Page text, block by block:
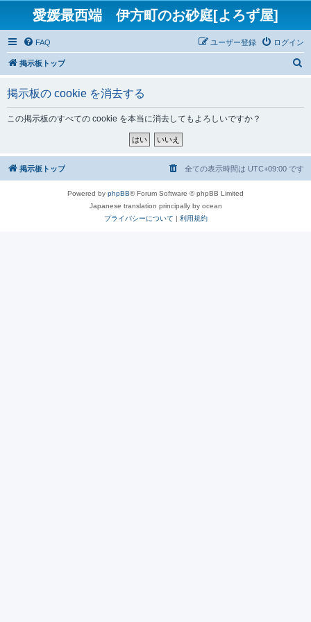
愛媛最西端 伊方町のお砂庭[よろず屋]
FAQ ログイン
ユーザー登録
掲示板トップ
掲示板の cookie を消去する
この掲示板のすべての cookie を本当に消去してもよろしいですか？
掲示板トップ 全ての表示時間は UTC+09:00 です
Powered by phpBB® Forum Software © phpBB Limited
Japanese translation principally by ocean
プライバシーについて | 利用規約